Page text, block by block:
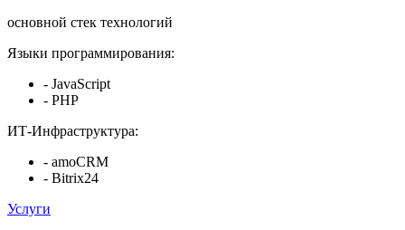
основной стек технологий
Языки программирования:
- JavaScript
- PHP
ИТ-Инфраструктура:
- amoCRM
- Bitrix24
Услуги